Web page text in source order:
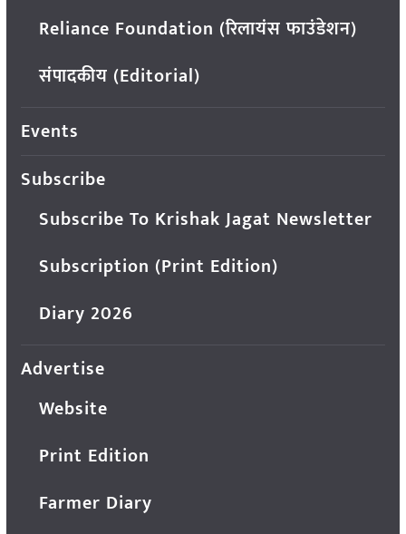
Reliance Foundation (रिलायंस फाउंडेशन)
संपादकीय (Editorial)
Events
Subscribe
Subscribe To Krishak Jagat Newsletter
Subscription (Print Edition)
Diary 2026
Advertise
Website
Print Edition
Farmer Diary